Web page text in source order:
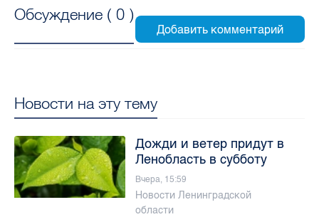
Обсуждение ( 0 )
Новости на эту тему
Дожди и ветер придут в
Ленобласть в субботу
Вчера, 15:59
Новости Ленинградской
области